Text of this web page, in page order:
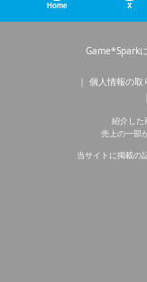
Home X
Game*Spark
個人情報の取
紹介した
売上の一部
当サイトに掲載の